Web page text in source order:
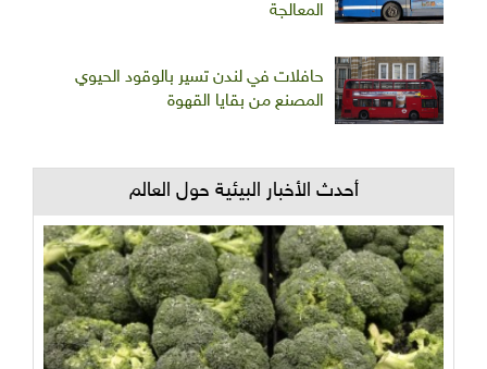
المعالجة
حافلات في لندن تسير بالوقود الحيوي
المصنع من بقايا القهوة
أحدث الأخبار البيئية حول العالم